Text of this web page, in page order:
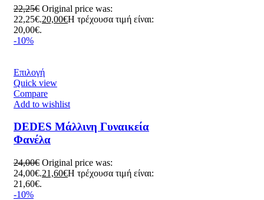
22,25€ Original price was:
22,25€.20,00€Η τρέχουσα τιμή είναι:
20,00€.
-10%
Επιλογή
Quick view
Compare
Add to wishlist
DEDES Μάλλινη Γυναικεία
Φανέλα
24,00€ Original price was:
24,00€.21,60€Η τρέχουσα τιμή είναι:
21,60€.
-10%